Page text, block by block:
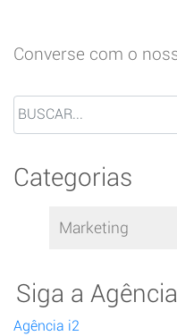
Converse com o
Categorias
Marketing
Siga a
Agência i2